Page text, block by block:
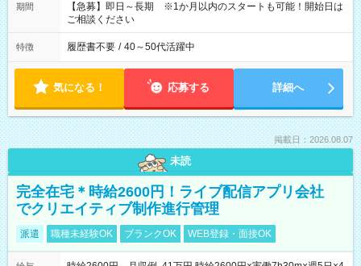
期間
【急募】即日～長期 ※1か月以内のスタートも可能！開始日は
ご相談ください
特徴 履歴書不要 / 40～50代活躍中
気になる！ 応募する 詳細へ
掲載日：2026.08.07
未読
完全在宅＊時給2600円！ライブ配信アプリ会社
でクリエイティブ制作進行管理
派遣 職種未経験OK ブランクOK WEB登録・面接OK